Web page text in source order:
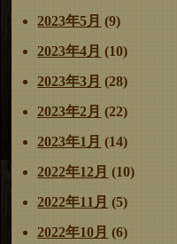
2023年5月 (9)
2023年4月 (10)
2023年3月 (28)
2023年2月 (22)
2023年1月 (14)
2022年12月 (10)
2022年11月 (5)
2022年10月 (6)